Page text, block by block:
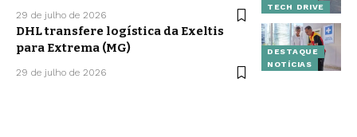
TECH DRIVE
29 de julho de 2026
DESTAQUE
NOTÍCIAS
DHL transfere logística da Exeltis
para Extrema (MG)
29 de julho de 2026